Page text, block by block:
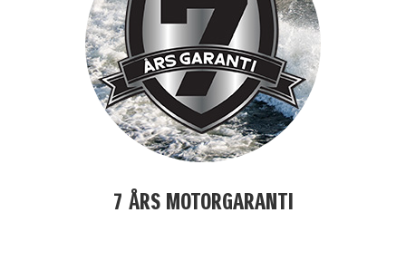
7 ÅRS MOTORGARANTI